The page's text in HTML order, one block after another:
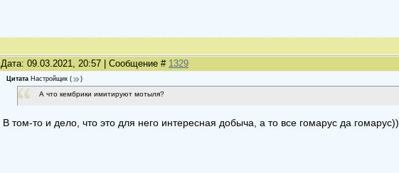
Дата: 09.03.2021, 20:57 | Сообщение # 1329
Цитата Настройщик ( )
А что кембрики имитируют мотыля?
В том-то и дело, что это для него интересная добыча, а то все гомарус да гомарус))